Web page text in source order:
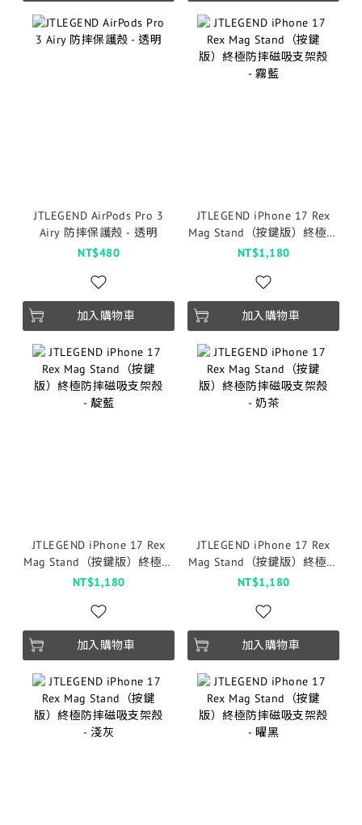
JTLEGEND AirPods Pro 3
Airy 防摔保護殼 - 透明
NT$480
加入購物車
JTLEGEND iPhone 17 Rex
Mag Stand（按鍵版）終極防
摔磁吸支架殼 - 霧藍
NT$1,180
加入購物車
JTLEGEND iPhone 17 Rex
Mag Stand（按鍵版）終極防
摔磁吸支架殼 - 靛藍
NT$1,180
加入購物車
JTLEGEND iPhone 17 Rex
Mag Stand（按鍵版）終極防
摔磁吸支架殼 - 奶茶
NT$1,180
加入購物車